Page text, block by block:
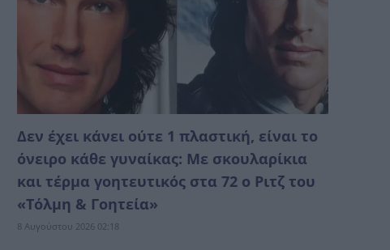
Δεν έχει κάνει ούτε 1 πλαστική, είναι το
όνειρο κάθε γυναίκας: Με σκουλαρίκια
και τέρμα γοητευτικός στα 72 ο Ριτζ του
«Τόλμη & Γοητεία»
8 Αυγούστου 2026 02:18